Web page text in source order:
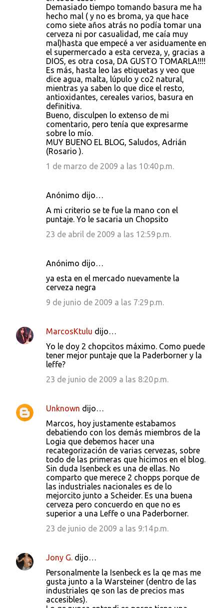
Demasiado tiempo tomando basura me ha
hecho mal ( y no es broma, ya que hace
como siete años atrás no podía tomar una
cerveza ni por casualidad, me caía muy
mal)hasta que empecé a ver asiduamente en
el supermercado a esta cerveza, y, gracias a
DIOS, es otra cosa, DA GUSTO TOMARLA!!!!
Es más, hasta leo las etiquetas y veo que
dice agua, malta, lúpulo y co2 natural,
mientras ya saben lo que dice el resto,
antioxidantes, cereales varios, basura en
definitiva.
Bueno, disculpen lo extenso de mi
comentario, pero tenía que expresarme
sobre lo mío.
MUY BUENO EL BLOG, Saludos, Adrián
(Rosario ).
1 de marzo de 2009 a las 10:40 p.m.
Anónimo dijo…
A mi criterio se te fue la mano con el
puntaje. Yo le sacaria un Chopsito
23 de abril de 2009 a las 12:59 p.m.
Anónimo dijo…
ya esta en el mercado nuevamente la
cerveza negra
9 de junio de 2009 a las 7:29 p.m.
MarcosKtulu dijo…
Yo le doy 2 chopcitos máximo. Como puede
tener mejor puntaje que la Paderborner y la
leffe?
23 de junio de 2009 a las 8:20 p.m.
Unknown dijo…
Marcos, hoy justamente estabamos
debatiendo con los demás miembros de la
Logia que debemos hacer una
recategorización de varias cervezas, sobre
todo de las primeras que hicimos en el blog.
Sin duda Isenbeck es una de ellas. No
comparto que merece 2 chopps porque de
las industriales nacionales es de lo
mejorcito junto a Scheider. Es una buena
cerveza pero concuerdo en que no es
superior a una Leffe o una Paderborner.
23 de junio de 2009 a las 9:14 p.m.
Jony G. dijo…
Personalmente la Isenbeck es la qe mas me
gusta junto a la Warsteiner (dentro de las
industriales qe son las de precios mas
accesibles).